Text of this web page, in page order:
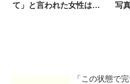
て」と言われた女性は…
写
「この状態で